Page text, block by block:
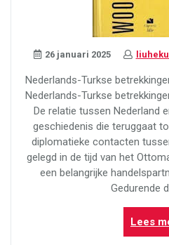
26 januari 2025
Nederlands-Turkse
Nederlands-Turkse
De relatie tussen Nederland
geschiedenis die teruggaat
diplomatieke contacten
gelegd in de tijd van het
een belangrijke
Gedurende
Lees